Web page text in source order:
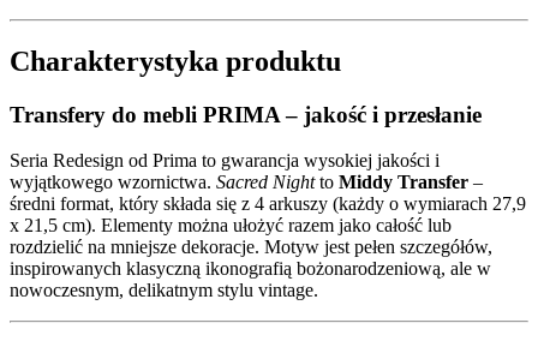
Charakterystyka produktu
Transfery do mebli PRIMA – jakość i przesłanie
Seria Redesign od Prima to gwarancja wysokiej jakości i
wyjątkowego wzornictwa. Sacred Nightto Middy Transfer –
średni format, który składa się z 4 arkuszy (każdy o wymiarach 27,9
x 21,5 cm). Elementy można ułożyć razem jako całość lub
rozdzielić na mniejsze dekoracje. Motyw jest pełen szczegółów,
inspirowanych klasyczną ikonografią bożonarodzeniową, ale w
nowoczesnym, delikatnym stylu vintage.